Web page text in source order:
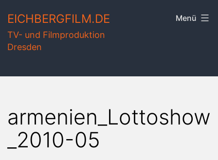
Inhalt
springen
EICHBERGFILM.DE
TV- und Filmproduktion
Dresden
Menü
armenien_Lottoshow
_2010-05